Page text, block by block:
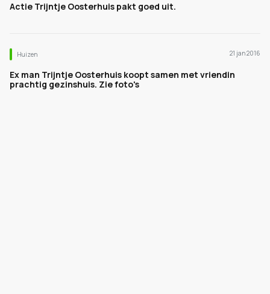
Actie Trijntje Oosterhuis pakt goed uit.
Huizen 21 jan 2016
Ex man Trijntje Oosterhuis koopt samen met vriendin
prachtig gezinshuis. Zie foto's